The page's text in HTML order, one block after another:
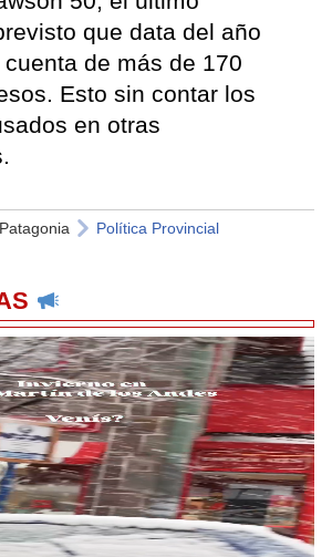
que data del año
de más de 170
Esto sin contar los
en otras
Política Provincial